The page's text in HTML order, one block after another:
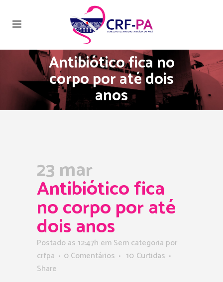
Antibiótico fica no
corpo por até dois
anos
23 mar
Antibiótico fica
no corpo por até
dois anos
Postado as 12:47h em Sem categoria por
crfpa
0 Comentários 10 Curtidas
Share